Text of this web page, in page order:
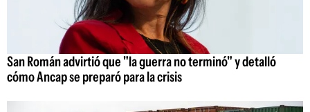
San Román advirtió que "la guerra no terminó" y detalló
cómo Ancap se preparó para la crisis